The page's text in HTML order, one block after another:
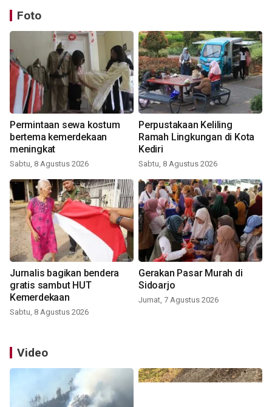
Foto
Permintaan sewa kostum
bertema kemerdekaan
meningkat
Sabtu, 8 Agustus 2026
Perpustakaan Keliling
Ramah Lingkungan di Kota
Kediri
Sabtu, 8 Agustus 2026
Jurnalis bagikan bendera
gratis sambut HUT
Kemerdekaan
Sabtu, 8 Agustus 2026
Gerakan Pasar Murah di
Sidoarjo
Jumat, 7 Agustus 2026
Video